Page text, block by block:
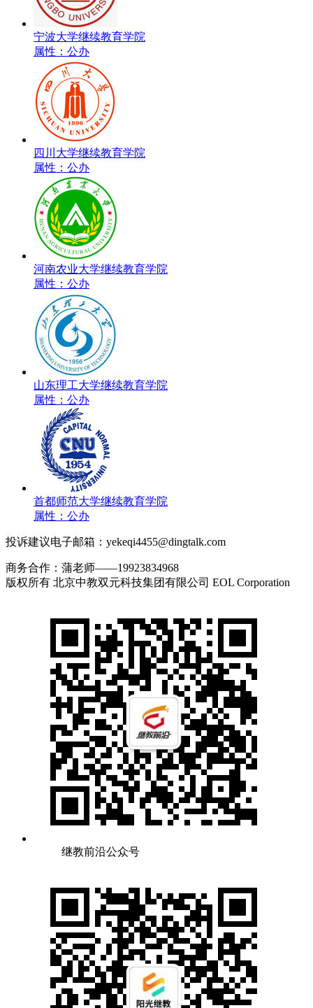
宁波大学继续教育学院
属性：公办
四川大学继续教育学院
属性：公办
河南农业大学继续教育学院
属性：公办
山东理工大学继续教育学院
属性：公办
首都师范大学继续教育学院
属性：公办
投诉建议电子邮箱：yekeqi4455@dingtalk.com
商务合作：蒲老师——19923834968
版权所有 北京中教双元科技集团有限公司 EOL Corporation
继教前沿公众号